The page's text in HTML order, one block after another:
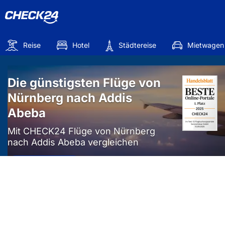
Reise Hotel Städtereise Mietwagen
Die günstigsten Flüge von
Nürnberg nach Addis
Abeba
Mit CHECK24 Flüge von Nürnberg
nach Addis Abeba vergleichen